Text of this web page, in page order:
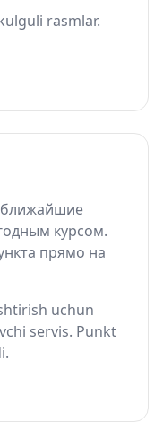
rasmlar.
курсом.
прямо на
uchun
servis. Punkt